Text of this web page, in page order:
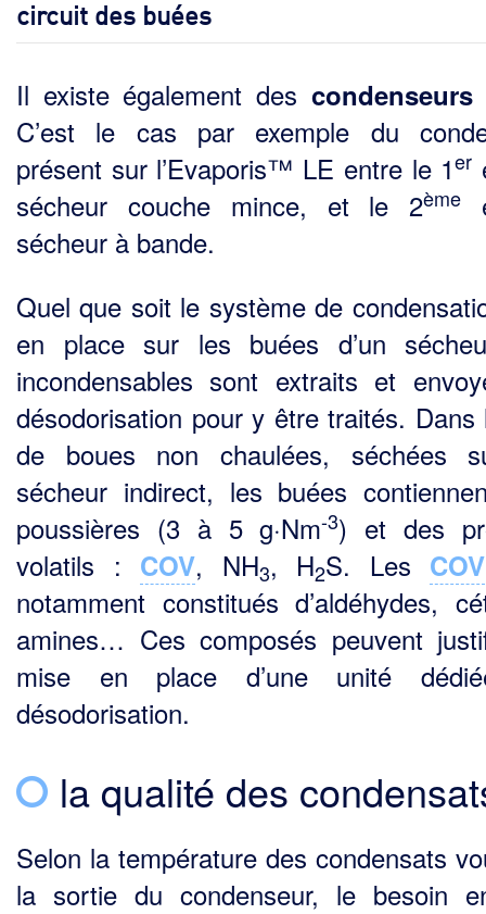
circuit des buées
Il existe également des
C’est le cas par exemple du
présent sur l’Evaporis™ LE entre le 1er
sécheur couche mince, et le 2ème
sécheur à bande.
Quel que soit le système de
en place sur les buées d’un
incondensables sont extraits et
désodorisation pour y être traités. Dans
de boues non chaulées, séchées
sécheur indirect, les buées
poussières (3 à 5 g·Nm-3) et des
volatils : COV, NH3, H2S. Les COV
notamment constitués d’aldéhydes,
amines… Ces composés peuvent
mise en place d’une unité
désodorisation.
la qualité des
Selon la température des condensats
la sortie du condenseur, le besoin